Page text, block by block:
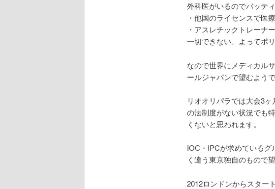
外科医がいるのでバッテ
・他国のライセンスで医
・アスレチックトレーナ
一切できない、よってポ
なので世界にメディカル
ールジャパンで望むようで
リオオリパラでは大会3
の法制度がない状況でも
くないと思われます。
IOC・IPCが求めている
く違う東京独自のもので
2012ロンドンからスター